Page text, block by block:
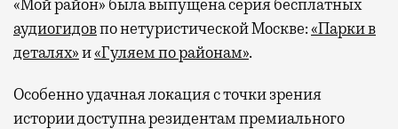
«Мой район» была выпущена серия бесплатных
аудиогидовпо нетуристической Москве:«Парки в
деталях»и«Гуляем по районам».
Особенно удачная локация с точки зрения
истории доступна резидентам премиального